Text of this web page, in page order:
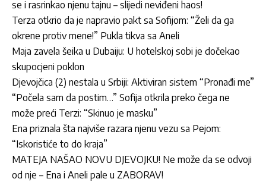
se i rasrinkao njenu tajnu – slijedi neviđeni haos!
Terza otkrio da je napravio pakt sa Sofijom: “Želi da ga
okrene protiv mene!” Pukla tikva sa Aneli
Maja zavela šeika u Dubaiju: U hotelskoj sobi je dočekao
skupocjeni poklon
Djevojčica (2) nestala u Srbiji: Aktiviran sistem “Pronađi me”
“Počela sam da postim…” Sofija otkrila preko čega ne
može preći Terzi: “Skinuo je masku”
Ena priznala šta najviše razara njenu vezu sa Pejom:
“Iskoristiće to do kraja”
MATEJA NAŠAO NOVU DJEVOJKU! Ne može da se odvoji
od nje – Ena i Aneli pale u ZABORAV!